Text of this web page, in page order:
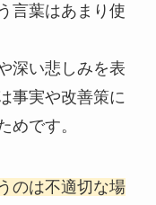
言葉はあまり使
深い悲しみを表
事実や改善策に
めです。
のは不適切な場